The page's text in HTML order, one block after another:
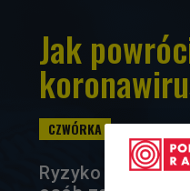
Jak
Ryzyko